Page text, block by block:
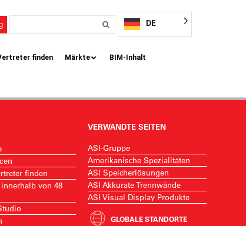
DE
finden Märkte BIM-Inhalt
finden
von 48
VERWANDTE SEITEN
ASI-Gruppe
Amerikanische Spezialitäten
ASI Speicherlösungen
ASI Akkurate Trennwände
ASI Visual Display Produkte
GLOBALE STANDORTE